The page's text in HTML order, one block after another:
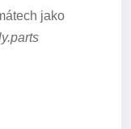
jako